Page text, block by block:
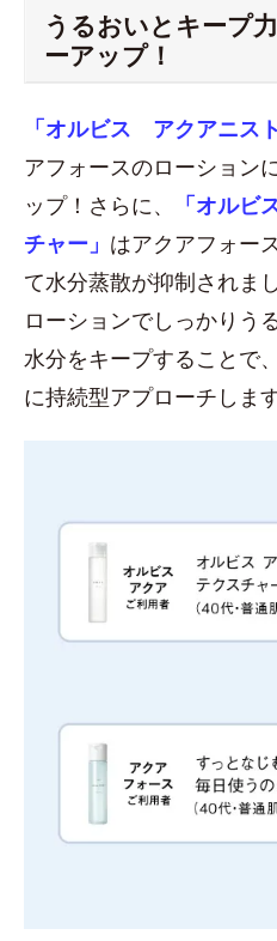
うるおいとキープ
ーアップ！
「オルビス アクアニス
アフォースのローション
ップ！さらに、
「オル
チャー」 はアクアフォー
て水分蒸散が抑制されまし
ローションでしっかりう
水分をキープすることで
に持続型アプローチします